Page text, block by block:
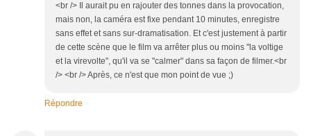
<br /> Il aurait pu en rajouter des tonnes dans la provocation,
mais non, la caméra est fixe pendant 10 minutes, enregistre
sans effet et sans sur-dramatisation. Et c'est justement à partir
de cette scène que le film va arrêter plus ou moins "la voltige
et la virevolte", qu'il va se "calmer" dans sa façon de filmer.<br
/> <br /> Après, ce n'est que mon point de vue ;)
Répondre